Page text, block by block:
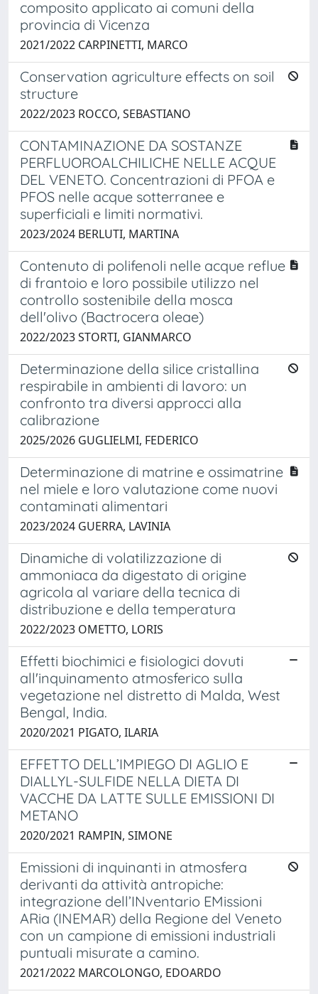
composito applicato ai comuni della
provincia di Vicenza
2021/2022 CARPINETTI, MARCO
Conservation agriculture effects on soil
structure
2022/2023 ROCCO, SEBASTIANO
CONTAMINAZIONE DA SOSTANZE
PERFLUOROALCHILICHE NELLE ACQUE
DEL VENETO. Concentrazioni di PFOA e
PFOS nelle acque sotterranee e
superficiali e limiti normativi.
2023/2024 BERLUTI, MARTINA
Contenuto di polifenoli nelle acque reflue
di frantoio e loro possibile utilizzo nel
controllo sostenibile della mosca
dell'olivo (Bactrocera oleae)
2022/2023 STORTI, GIANMARCO
Determinazione della silice cristallina
respirabile in ambienti di lavoro: un
confronto tra diversi approcci alla
calibrazione
2025/2026 GUGLIELMI, FEDERICO
Determinazione di matrine e ossimatrine
nel miele e loro valutazione come nuovi
contaminati alimentari
2023/2024 GUERRA, LAVINIA
Dinamiche di volatilizzazione di
ammoniaca da digestato di origine
agricola al variare della tecnica di
distribuzione e della temperatura
2022/2023 OMETTO, LORIS
Effetti biochimici e fisiologici dovuti
all'inquinamento atmosferico sulla
vegetazione nel distretto di Malda, West
Bengal, India.
2020/2021 PIGATO, ILARIA
EFFETTO DELL’IMPIEGO DI AGLIO E
DIALLYL-SULFIDE NELLA DIETA DI
VACCHE DA LATTE SULLE EMISSIONI DI
METANO
2020/2021 RAMPIN, SIMONE
Emissioni di inquinanti in atmosfera
derivanti da attività antropiche:
integrazione dell’INventario EMissioni
ARia (INEMAR) della Regione del Veneto
con un campione di emissioni industriali
puntuali misurate a camino.
2021/2022 MARCOLONGO, EDOARDO